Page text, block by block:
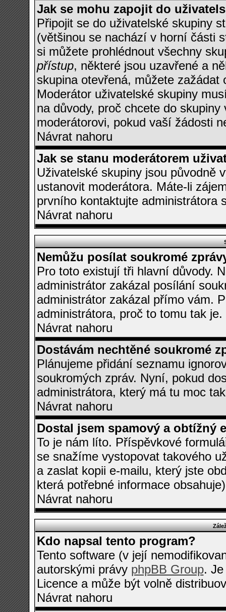
Jak se mohu zapojit do
Připojit se do uživatelské skupiny
(většinou se nachází v horní části
si můžete prohlédnout všechny
přístup, některé jsou uzavřené a
skupina otevřená, můžete
Moderátor uživatelské skupiny
na důvody, proč chcete do
moderátorovi, pokud vaší žádosti
Návrat nahoru
Jak se stanu moderátorem
Uživatelské skupiny jsou původně
ustanovit moderátora. Máte-li
prvního kontaktujte administrátora
Návrat nahoru
Nemůžu posílat soukromé
Pro toto existují tři hlavní důvody.
administrátor zakázal posílání
administrátor zakázal přímo vám.
administrátora, proč to tomu tak je.
Návrat nahoru
Dostávám nechtěné soukromé
Plánujeme přidání seznamu
soukromých zpráv. Nyní, pokud
administrátora, který má tu moc
Návrat nahoru
Dostal jsem spamový a obtížný
To je nám líto. Příspěvkové
se snažíme vystopovat takového
a zaslat kopii e-mailu, který jste
která potřebné informace
Návrat nahoru
Kdo napsal tento program?
Tento software (v její
autorskými právy phpBB Group. Je
Licence a může být volně
Návrat nahoru